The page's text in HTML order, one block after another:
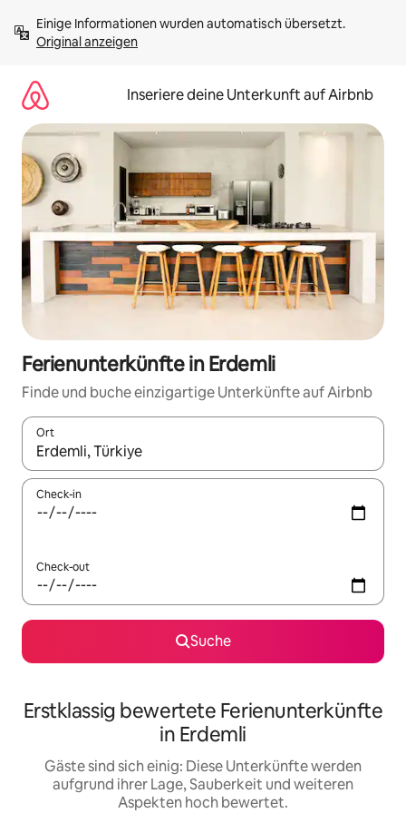
Inhalten
springenOriginal anzeigen
Inseriere deine Unterkunft auf Airbnb
Ferienunterkünfte in Erdemli
Finde und buche einzigartige Unterkünfte auf Airbnb
Ort
Wenn Ergebnisse verfügbar sind, navigiere mit den
Check-in
Check-out
Suche
Erstklassig bewertete Ferienunterkünfte
in Erdemli
Gäste sind sich einig: Diese Unterkünfte werden
aufgrund ihrer Lage, Sauberkeit und weiteren
Aspekten hoch bewertet.